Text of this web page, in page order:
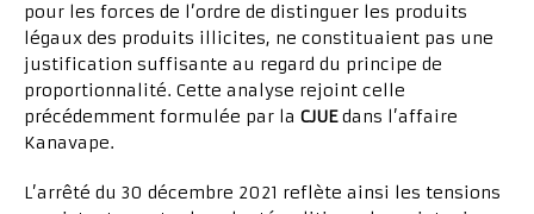
pour les forces de l’ordre de distinguer les produits
légaux des produits illicites, ne constituaient pas une
justification suffisante au regard du principe de
proportionnalité. Cette analyse rejoint celle
précédemment formulée par la CJUEdans l’affaire
Kanavape.
L’arrêté du 30 décembre 2021 reflète ainsi les tensions